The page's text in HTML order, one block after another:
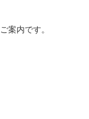
案内です。